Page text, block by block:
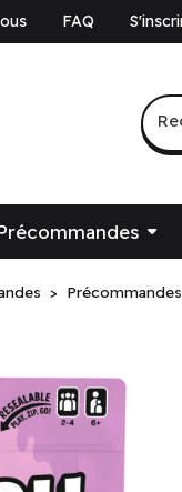
FAQ
Précommandes